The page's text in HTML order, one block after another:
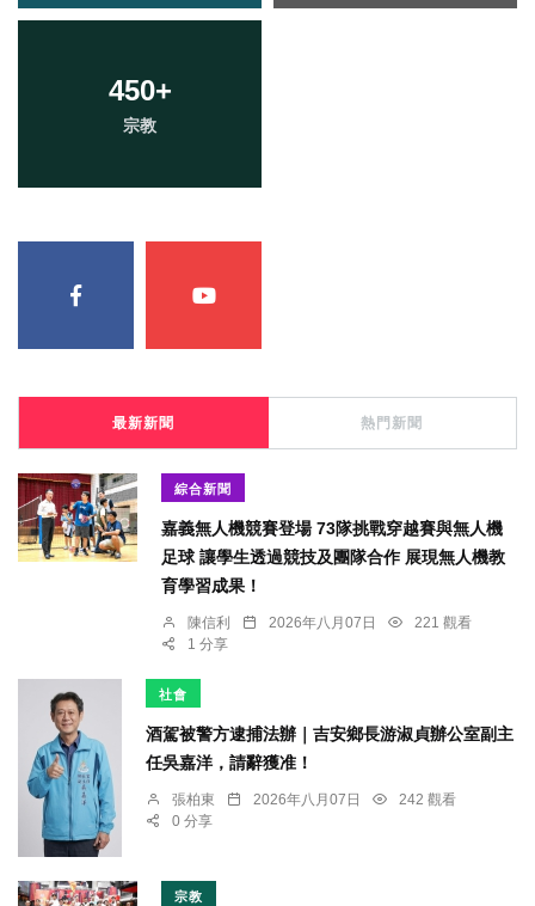
450+
宗教
最新新聞 熱門新聞
綜合新聞
嘉義無人機競賽登場 73隊挑戰穿越賽與無人機
足球 讓學生透過競技及團隊合作 展現無人機教
育學習成果！
陳信利 2026年八月07日
221 觀看
1 分享
社會
酒駕被警方逮捕法辦｜吉安鄉長游淑貞辦公室副主
任吳嘉洋，請辭獲准！
張柏東 2026年八月07日
242 觀看
0 分享
宗教